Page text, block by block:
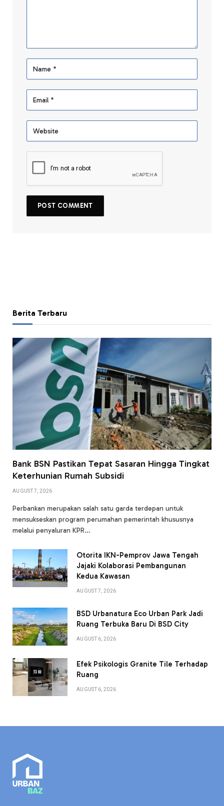
Berita Terbaru
Bank BSN Pastikan Tepat Sasaran Hingga Tingkat
Keterhunian Rumah Subsidi
AUGUST 7, 2026
Perbankan merupakan salah satu garda terdepan untuk
mensukseskan program perumahan pemerintah khususnya
melalui penyaluran KPR…
Otorita IKN-Pemprov Jawa Tengah
Jajaki Kolaborasi Pembangunan
Kedua Kawasan
AUGUST 7, 2026
BSD Urbanatura Eco Urban Park Jadi
Ruang Terbuka Baru Di BSD City
AUGUST 6, 2026
Efek Psikologis Granite Tile Terhadap
Ruang
AUGUST 6, 2026